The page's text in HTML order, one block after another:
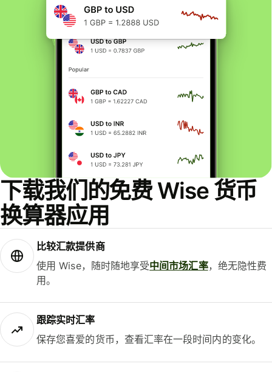
下载我们的免费 Wise 货币
换算器应用
比较汇款提供商
使用 Wise，随时随地享受中间市场汇率，绝无隐性费
用。
跟踪实时汇率
保存您喜爱的货币，查看汇率在一段时间内的变化。